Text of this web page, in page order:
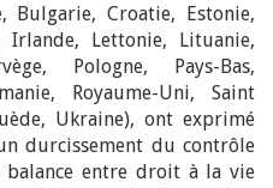
Bulgarie, Croatie, Estonie,
Irlande, Lettonie, Lituanie,
Pologne, Pays-Bas,
Royaume-Uni, Saint
Ukraine), ont exprimé
durcissement du contrôle
entre droit à la vie